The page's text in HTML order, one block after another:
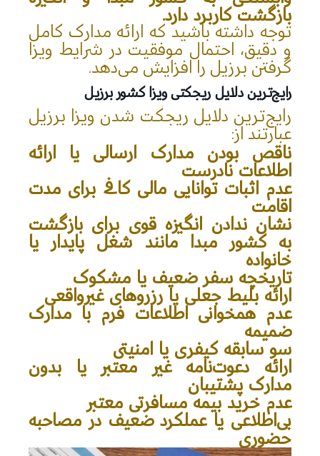
بازگشت کاربرد دارد.
توجه داشته باشید که ارائه مدارک کامل
و دقیق، احتمال موفقیت در شرایط ویزا
گرفتن برزیل را افزایش می‌دهد.
رایج‌ترین دلایل ریجکتی ویزا کشور برزیل
رایج‌ترین دلایل ریجکت شدن ویزا برزیل
عبارتند از:
ناقص بودن مدارک ارسالی یا ارائه
اطلاعات نادرست
عدم اثبات توانایی مالی کافی برای مدت
اقامت
نشان ندادن انگیزه قوی برای بازگشت
به کشور مبدا مانند شغل پایدار یا
خانواده
تاریخچه سفر ضعیف یا مشکوک
ارائه بلیط جعلی یا رزروهای غیرواقعی
عدم همخوانی اطلاعات فرم با مدارک
ضمیمه
سو سابقه کیفری یا امنیتی
ارائه دعوت‌نامه غیر معتبر یا بدون
مدارک پشتیبان
عدم خرید بیمه مسافرتی معتبر
بی‌اطلاعی یا عملکرد ضعیف در مصاحبه
حضوری